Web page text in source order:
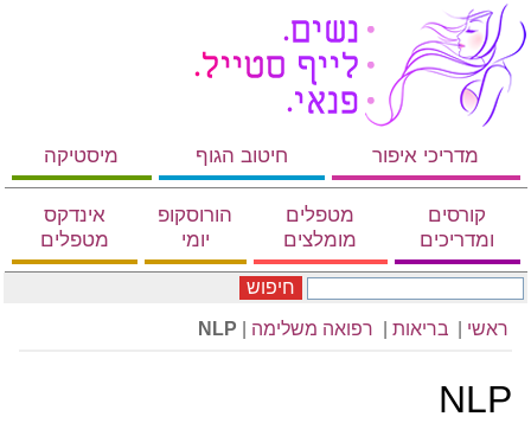
מדריכי איפור חיטוב הגוף מיסטיקה
קורסים
ומדריכים
מטפלים
מומלצים
הורוסקופ
יומי
אינדקס
מטפלים
חיפוש
ראשי בריאות רפואה משלימה NLP
NLP